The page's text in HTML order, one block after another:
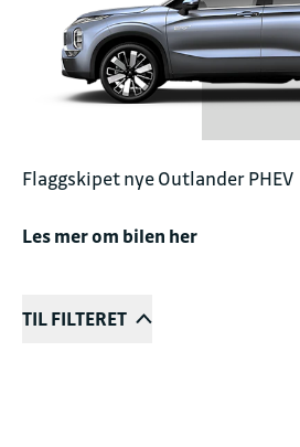
Fakturaepost
fakturamottak1680@moller.no
Flaggskipet nye Outlander PHEV
Les mer om bilen her
TIL FILTERET